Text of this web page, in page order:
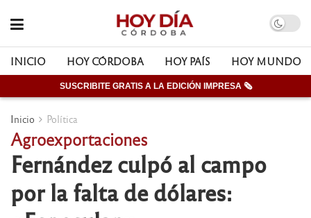
INICIO HOY CÓRDOBA HOY PAÍS HOY MUNDO
SUSCRIBITE GRATIS A LA EDICIÓN IMPRESA 🗞
Inicio Política
Agroexportaciones
Fernández culpó al campo
por la falta de dólares: